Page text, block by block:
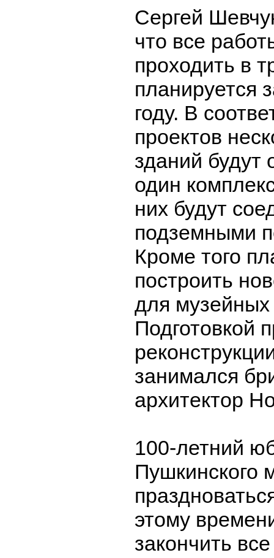
Сергей
что все
проходить в
планируется
году. В
проектов
зданий будут
один
них будут
подземными
Кроме того
построить
для
Подготовкой
занимался
архитектор
100-летний
Пушкинского
этому
закончить все